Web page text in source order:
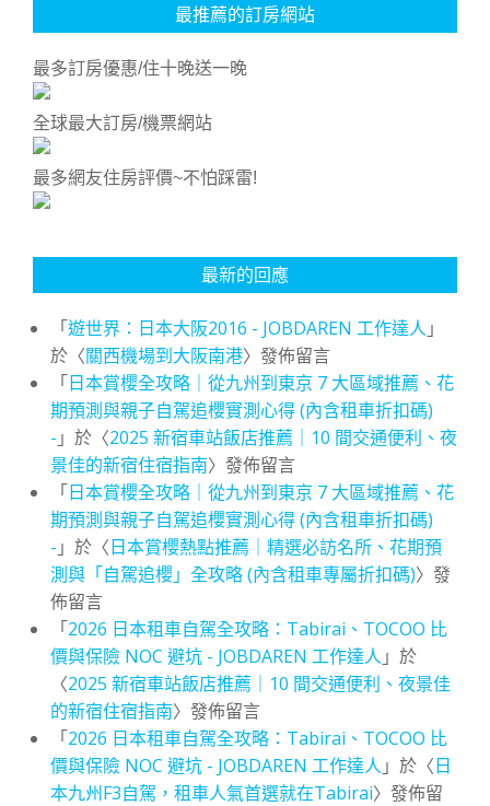
最推薦的訂房網站
最多訂房優惠/住十晚送一晚
全球最大訂房/機票網站
最多網友住房評價~不怕踩雷!
最新的回應
「遊世界：日本大阪2016 - JOBDAREN 工作達人 」
於〈關西機場到大阪南港〉發佈留言
「日本賞櫻全攻略｜從九州到東京 7 大區域推薦、花
期預測與親子自駕追櫻實測心得 (內含租車折扣碼)
- 」於〈2025 新宿車站飯店推薦｜10 間交通便利、夜
景佳的新宿住宿指南〉發佈留言
「日本賞櫻全攻略｜從九州到東京 7 大區域推薦、花
期預測與親子自駕追櫻實測心得 (內含租車折扣碼)
- 」於〈日本賞櫻熱點推薦｜精選必訪名所、花期預
測與「自駕追櫻」全攻略 (內含租車專屬折扣碼)〉發
佈留言
「2026 日本租車自駕全攻略：Tabirai、TOCOO 比
價與保險 NOC 避坑 - JOBDAREN 工作達人 」於
〈2025 新宿車站飯店推薦｜10 間交通便利、夜景佳
的新宿住宿指南〉發佈留言
「2026 日本租車自駕全攻略：Tabirai、TOCOO 比
價與保險 NOC 避坑 - JOBDAREN 工作達人 」於〈日
本九州F3自駕，租車人氣首選就在Tabirai〉發佈留